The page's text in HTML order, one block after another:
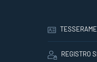
REGISTRO